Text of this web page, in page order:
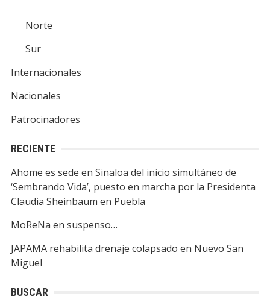
Norte
Sur
Internacionales
Nacionales
Patrocinadores
RECIENTE
Ahome es sede en Sinaloa del inicio simultáneo de
‘Sembrando Vida’, puesto en marcha por la Presidenta
Claudia Sheinbaum en Puebla
MoReNa en suspenso…
JAPAMA rehabilita drenaje colapsado en Nuevo San
Miguel
BUSCAR